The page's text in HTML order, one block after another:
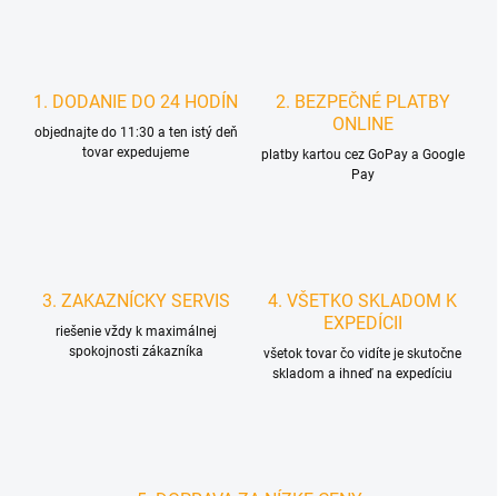
1. DODANIE DO 24 HODÍN
objednajte do 11:30 a ten istý deň
tovar expedujeme
2. BEZPEČNÉ PLATBY
ONLINE
platby kartou cez GoPay a Google
Pay
3. ZAKAZNÍCKY SERVIS
riešenie vždy k maximálnej
spokojnosti zákazníka
4. VŠETKO SKLADOM K
EXPEDÍCII
všetok tovar čo vidíte je skutočne
skladom a ihneď na expedíciu